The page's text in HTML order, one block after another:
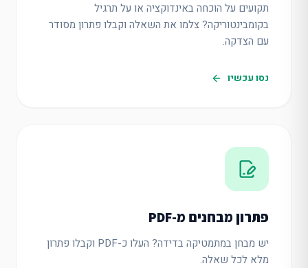
תקועים על הוכחה באינדוקציה או על תרגיל
בקומבינטוריקה? צלמו את השאלה וקבלו פתרון מסודר
עם הצדקה.
נסו עכשיו
פתרון מבחנים מ-PDF
יש מבחן במתמטיקה בדידה? העלו כ-PDF וקבלו פתרון
מלא לכל שאלה.